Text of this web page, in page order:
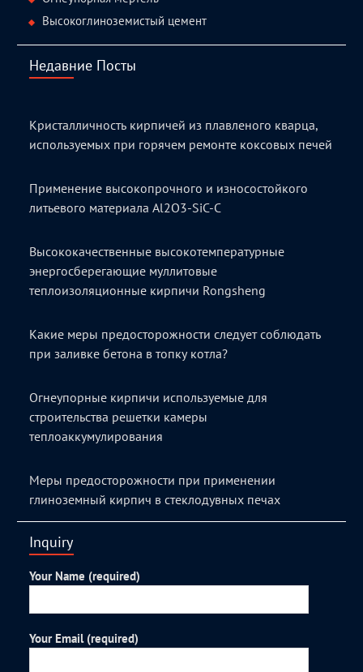
Высокоглиноземистый цемент
Недавние Посты
Кристалличность кирпичей из плавленого кварца,
используемых при горячем ремонте коксовых печей
Применение высокопрочного и износостойкого
литьевого материала Al2O3-SiC-C
Высококачественные высокотемпературные
энергосберегающие муллитовые
теплоизоляционные кирпичи Rongsheng
Какие меры предосторожности следует соблюдать
при заливке бетона в топку котла?
Огнеупорные кирпичи используемые для
строительства решетки камеры
теплоаккумулирования
Меры предосторожности при применении
глиноземный кирпич в стеклодувных печах
Inquiry
Your Name (required)
Your Email (required)